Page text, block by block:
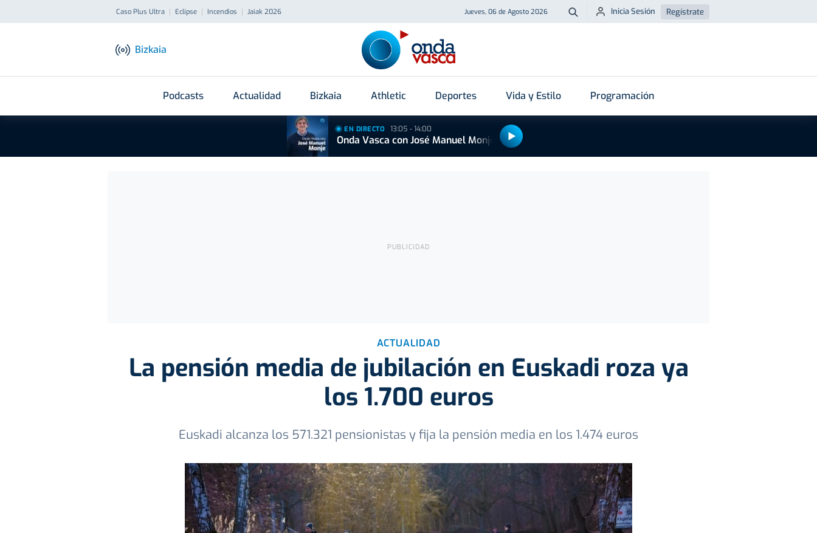
Caso Plus Ultra Eclipse Incendios Jaiak 2026 Jueves, 06 de Agosto 2026 Buscar
Inicia Sesión Regístrate
Bizkaia
Podcasts Actualidad Bizkaia Athletic Deportes Vida y Estilo Programación
EN DIRECTO 13:05 - 14:00
Onda Vasca con José Manuel Monje
ACTUALIDAD
La pensión media de jubilación en Euskadi roza ya
los 1.700 euros
Euskadi alcanza los 571.321 pensionistas y fija la pensión media en los 1.474 euros